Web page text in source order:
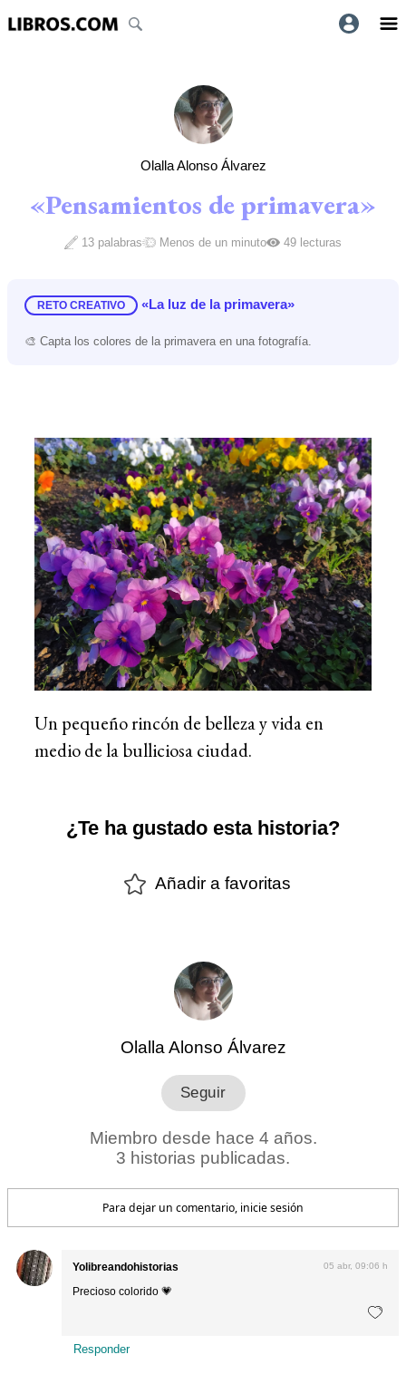
Olalla Alonso Álvarez
«Pensamientos de primavera»
13 palabras Menos de un minuto 49 lecturas
RETO CREATIVO «La luz de la primavera»
🎨 Capta los colores de la primavera en una fotografía.
Un pequeño rincón de belleza y vida en
medio de la bulliciosa ciudad.
¿Te ha gustado esta historia?
Añadir a favoritas
Olalla Alonso Álvarez
Miembro desde hace 4 años.
3 historias publicadas.
Para dejar un comentario, inicie sesión
Yolibreandohistorias 05 abr, 09:06 h
Precioso colorido 💗
Responder